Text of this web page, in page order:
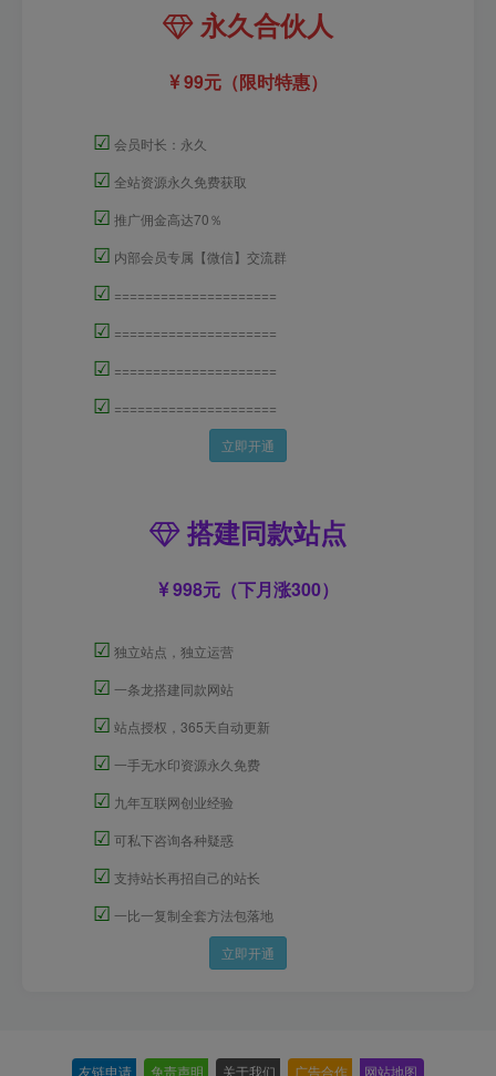
永久合伙人
99元（限时特惠）
☑ 会员时长：永久
☑ 全站资源永久免费获取
☑ 推广佣金高达70％
☑ 内部会员专属【微信】交流群
☑ =====================
☑ =====================
☑ =====================
☑ =====================
立即开通
搭建同款站点
998元（下月涨300）
☑ 独立站点，独立运营
☑ 一条龙搭建同款网站
☑ 站点授权，365天自动更新
☑ 一手无水印资源永久免费
☑ 九年互联网创业经验
☑ 可私下咨询各种疑惑
☑ 支持站长再招自己的站长
☑ 一比一复制全套方法包落地
立即开通
友链申请 免责声明 关于我们 广告合作 网站地图